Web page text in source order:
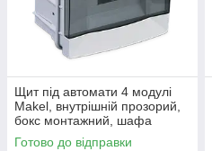
Щит під автомати 4 модулі
Makel, внутрішній прозорий,
бокс монтажний, шафа
розподільна врізна, Макел
Готово до відправки